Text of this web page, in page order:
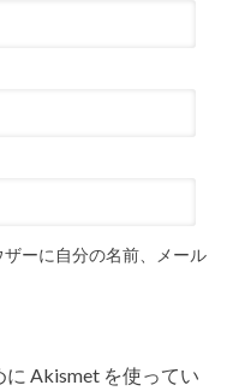
ーに自分の名前、メール
Akismet を使ってい